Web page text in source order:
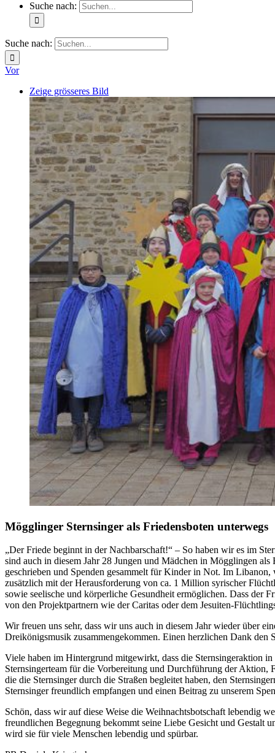
Suche nach:
Suche nach:
Vor
Zeige grösseres Bild
Mögglinger Sternsinger als Friedensboten unterwegs
„Der Friede beginnt in der Nachbarschaft!“ – So haben wir es im
sind auch in diesem Jahr 28 Jungen und Mädchen in Mögglingen als
geschrieben und Spenden gesammelt für Kinder in Not. Im
zusätzlich mit der Herausforderung von ca. 1 Million syrischer
sowie seelische und körperliche Gesundheit ermöglichen. Dass der
von den Projektpartnern wie der Caritas oder dem Jesuiten-
Wir freuen uns sehr, dass wir uns auch in diesem Jahr wieder über
Dreikönigsmusik zusammengekommen. Einen herzlichen Dank den
Viele haben im Hintergrund mitgewirkt, dass die Sternsingeraktion
Sternsingerteam für die Vorbereitung und Durchführung der
die die Sternsinger durch die Straßen begleitet haben, den
Sternsinger freundlich empfangen und einen Beitrag zu unserem
Schön, dass wir auf diese Weise die Weihnachtsbotschaft lebendig
freundlichen Begegnung bekommt seine Liebe Gesicht und
wird sie für viele Menschen lebendig und spürbar.